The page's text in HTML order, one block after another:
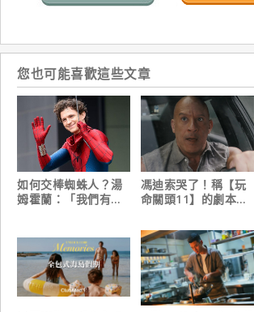
您也可能喜歡這些文章
如何交棒蜘蛛人？湯
姆霍蘭：「我們有一
馮迪索哭了！稱【玩
命關頭11】的劇本是